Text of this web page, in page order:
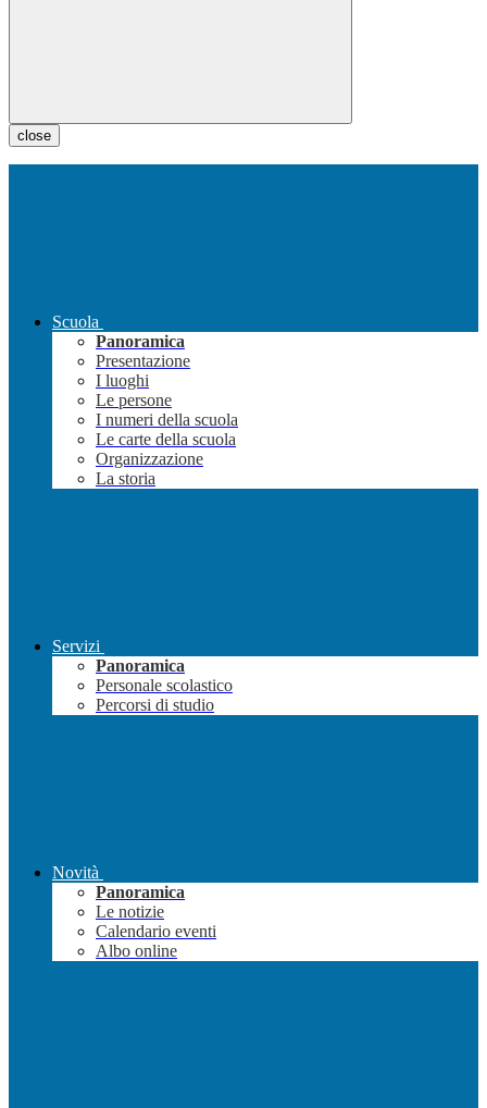
close
Scuola
Panoramica
Presentazione
I luoghi
Le persone
I numeri della scuola
Le carte della scuola
Organizzazione
La storia
Servizi
Panoramica
Personale scolastico
Percorsi di studio
Novità
Panoramica
Le notizie
Calendario eventi
Albo online